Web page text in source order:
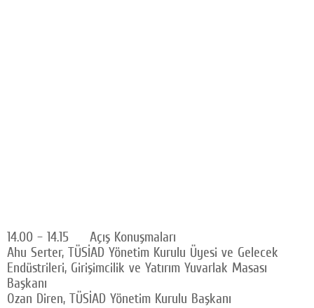
14.00 – 14.15 Açış Konuşmaları
Ahu Serter, TÜSİAD Yönetim Kurulu Üyesi ve Gelecek
Endüstrileri, Girişimcilik ve Yatırım Yuvarlak Masası
Başkanı
Ozan Diren, TÜSİAD Yönetim Kurulu Başkanı